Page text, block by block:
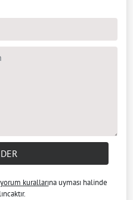
yorum kurallarına uyması halinde